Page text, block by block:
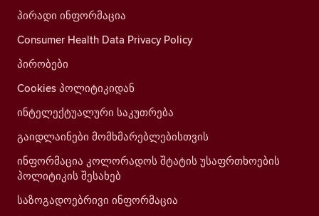
პირადი ინფორმაცია
Consumer Health Data Privacy Policy
პირობები
Cookies პოლიტიკიდან
ინტელექტუალური საკუთრება
გაიდლაინები მომხმარებლებისთვის
ინფორმაცია კოლორადოს შტატის უსაფრთხოების
პოლიტიკის შესახებ
საზოგადოებრივი ინფორმაცია